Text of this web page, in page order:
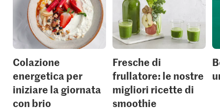
Colazione
energetica per
iniziare la giornata
con brio
Fresche di
frullatore: le nostre
migliori ricette di
smoothie